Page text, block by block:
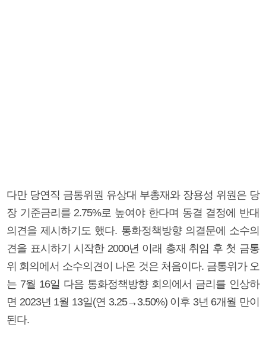
다만 당연직 금통위원 유상대 부총재와 장용성 위원은 당
장 기준금리를 2.75%로 높여야 한다며 동결 결정에 반대
의견을 제시하기도 했다. 통화정책방향 의결문에 소수의
견을 표시하기 시작한 2000년 이래 총재 취임 후 첫 금통
위 회의에서 소수의견이 나온 것은 처음이다. 금통위가 오
는 7월 16일 다음 통화정책방향 회의에서 금리를 인상하
면 2023년 1월 13일(연 3.25→3.50%) 이후 3년 6개월 만이
된다.